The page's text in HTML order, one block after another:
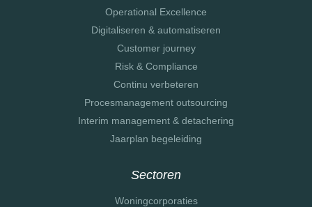
Operational Excellence
Digitaliseren & automatiseren
Customer journey
Risk & Compliance
Continu verbeteren
Procesmanagement outsourcing
Interim management & detachering
Jaarplan begeleiding
Sectoren
Woningcorporaties